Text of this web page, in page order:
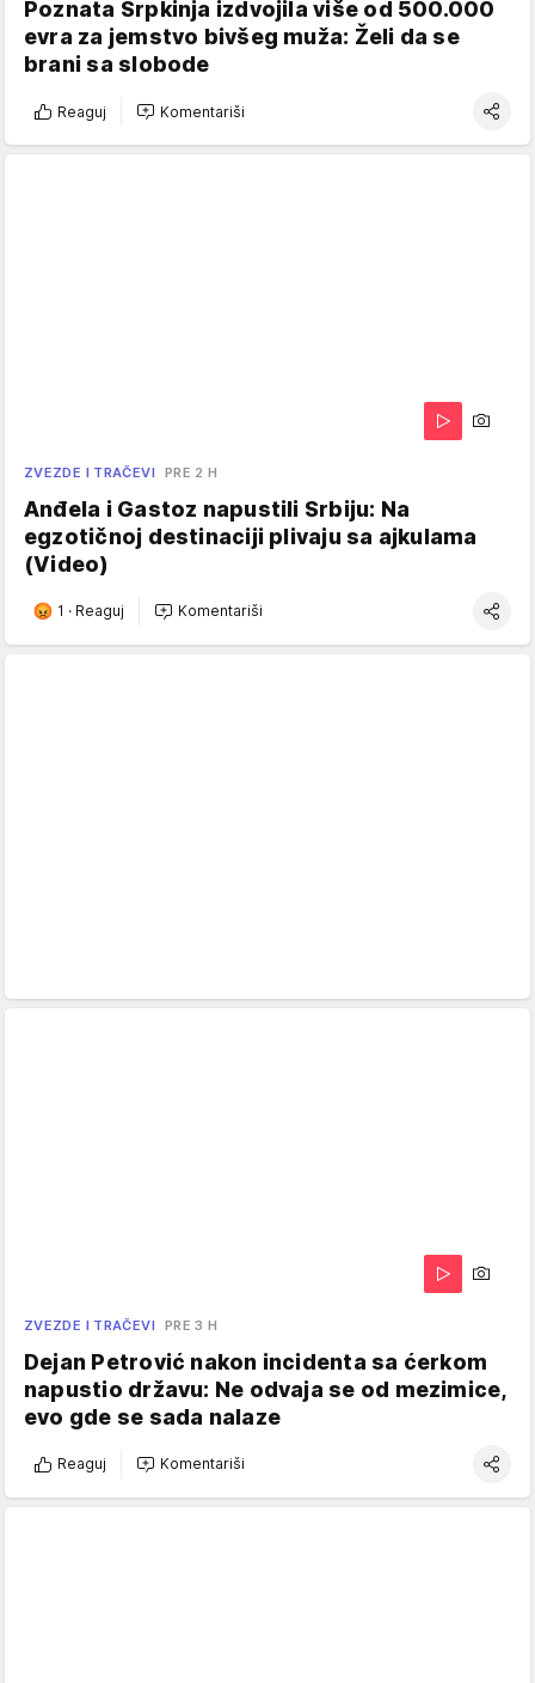
Poznata Srpkinja izdvojila više od 500.000
evra za jemstvo bivšeg muža: Želi da se
brani sa slobode
Reaguj Komentariši
ZVEZDE I TRAČEVI PRE 2 H
Anđela i Gastoz napustili Srbiju: Na
egzotičnoj destinaciji plivaju sa ajkulama
(Video)
1 · Reaguj Komentariši
ZVEZDE I TRAČEVI PRE 3 H
Dejan Petrović nakon incidenta sa ćerkom
napustio državu: Ne odvaja se od mezimice,
evo gde se sada nalaze
Reaguj Komentariši